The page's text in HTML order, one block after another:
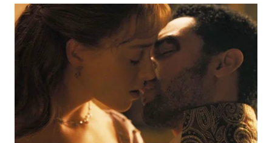
SULSEL
WN